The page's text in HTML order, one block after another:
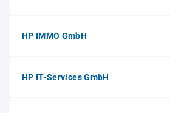
HP IMMO GmbH
HP IT-Services GmbH